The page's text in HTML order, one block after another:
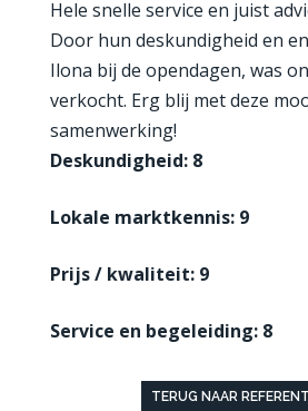
Hele snelle service en juist
Door hun deskundigheid en
Ilona bij de opendagen, was
verkocht. Erg blij met deze
samenwerking!
Deskundigheid: 8
Lokale marktkennis: 9
Prijs / kwaliteit: 9
Service en begeleiding: 8
TERUG NAAR